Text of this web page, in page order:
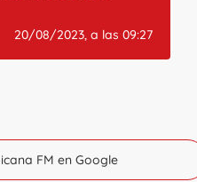
20/08/2023, a las 09:27
FM en Google